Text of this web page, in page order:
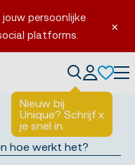
×
persoonlijke
platforms.
Nieuw bij
Unique? Schrijf
je snel in.
x
hoe werkt het?